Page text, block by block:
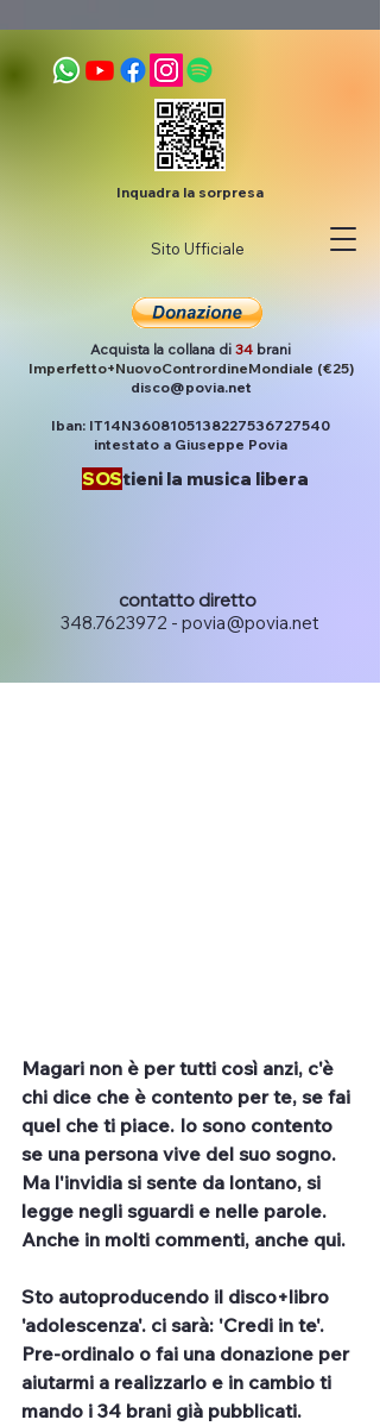
Inquadra la sorpresa
Sito Ufficiale
Acquista la collana di 34 brani
Imperfetto+NuovoContrordineMondiale (€25)
disco@povia.net
Iban: IT14N3608105138227536727540
intestato a Giuseppe Povia
SOStieni la musica libera
contatto diretto
348.7623972 - povia@povia.net
Magari non è per tutti così anzi, c'è
chi dice che è contento per te, se fai
quel che ti piace. Io sono contento
se una persona vive del suo sogno.
Ma l'invidia si sente da lontano, si
legge negli sguardi e nelle parole.
Anche in molti commenti, anche qui.
Sto autoproducendo il disco+libro
'adolescenza'. ci sarà: 'Credi in te'.
Pre-ordinalo o fai una donazione per
aiutarmi a realizzarlo e in cambio ti
mando i 34 brani già pubblicati.